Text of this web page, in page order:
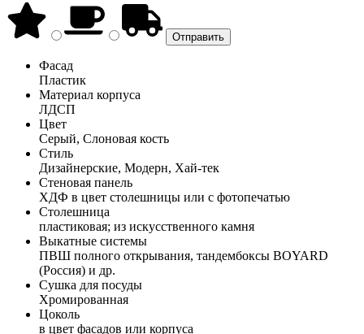
Фасад
Пластик
Материал корпуса
ЛДСП
Цвет
Серый, Слоновая кость
Стиль
Дизайнерские, Модерн, Хай-тек
Стеновая панель
ХДФ в цвет столешницы или с фотопечатью
Столешница
пластиковая; из искусственного камня
Выкатные системы
ПВШ полного открывания, тандембоксы BOYARD
(Россия) и др.
Сушка для посуды
Хромированная
Цоколь
в цвет фасадов или корпуса